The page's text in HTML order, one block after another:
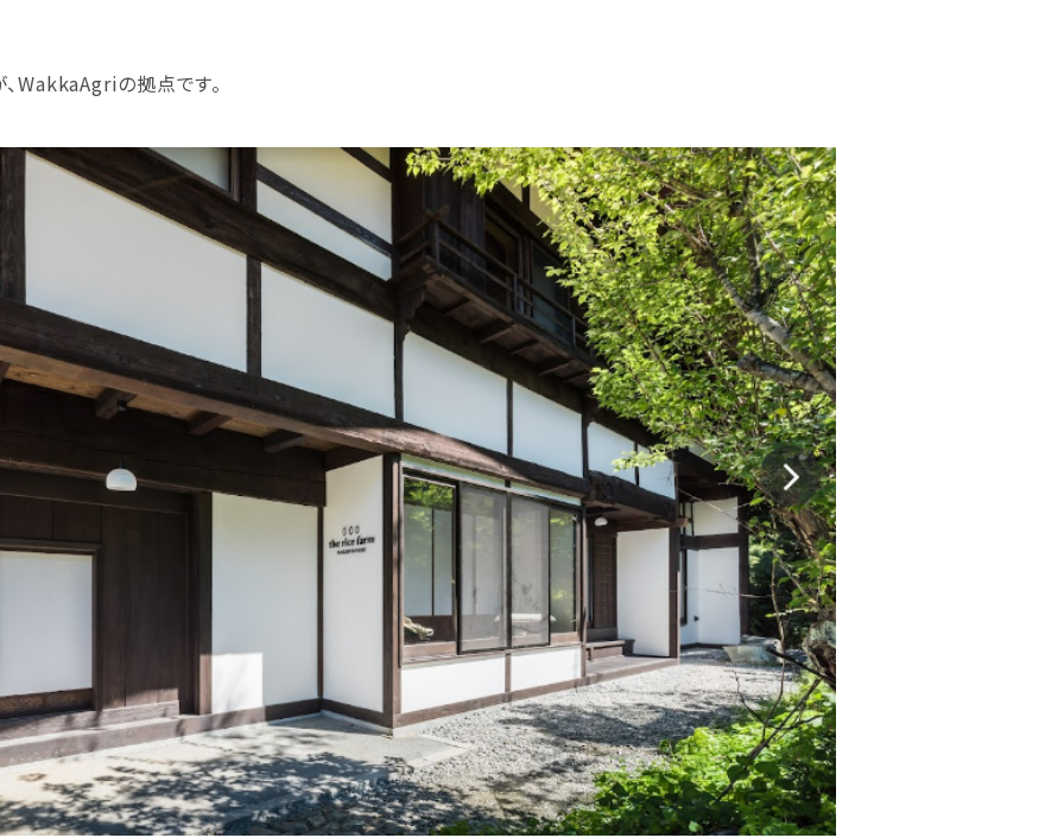
WakkaAgriの拠点です。